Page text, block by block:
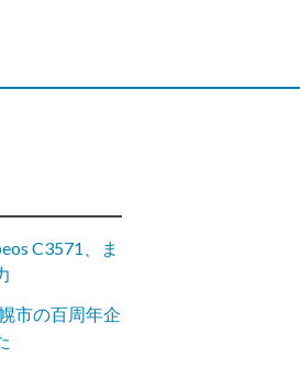
C3571、ま
市の百周年企